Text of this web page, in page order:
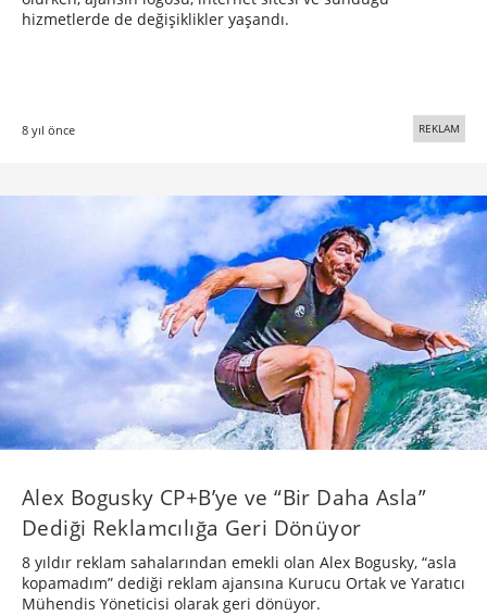
hizmetlerde de değişiklikler yaşandı.
8 yıl önce REKLAM
Alex Bogusky CP+B’ye ve “Bir Daha Asla”
Dediği Reklamcılığa Geri Dönüyor
8 yıldır reklam sahalarından emekli olan Alex Bogusky, “asla
kopamadım” dediği reklam ajansına Kurucu Ortak ve Yaratıcı
Mühendis Yöneticisi olarak geri dönüyor.